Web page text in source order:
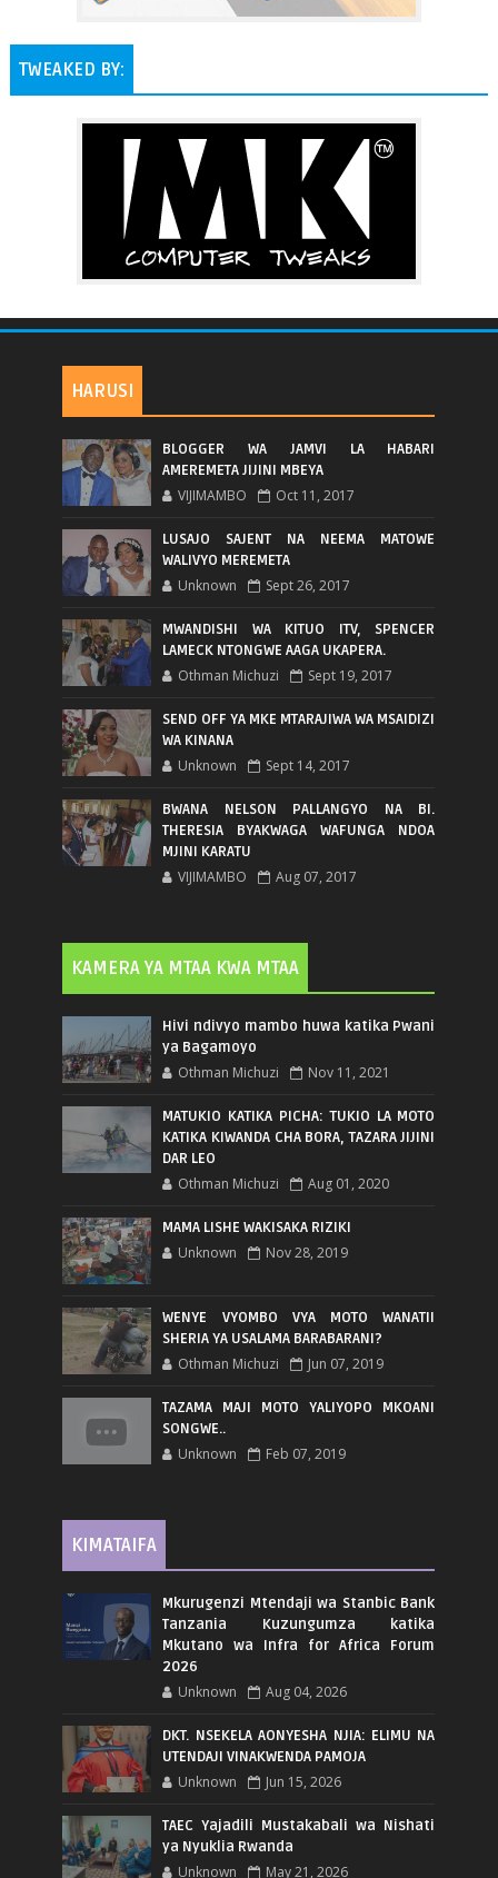
TWEAKED BY:
HARUSI
BLOGGER WA JAMVI LA HABARI
AMEREMETA JIJINI MBEYA
VIJIMAMBO Oct 11, 2017
LUSAJO SAJENT NA NEEMA MATOWE
WALIVYO MEREMETA
Unknown Sept 26, 2017
MWANDISHI WA KITUO ITV, SPENCER
LAMECK NTONGWE AAGA UKAPERA.
Othman Michuzi Sept 19, 2017
SEND OFF YA MKE MTARAJIWA WA MSAIDIZI
WA KINANA
Unknown Sept 14, 2017
BWANA NELSON PALLANGYO NA BI.
THERESIA BYAKWAGA WAFUNGA NDOA
MJINI KARATU
VIJIMAMBO Aug 07, 2017
KAMERA YA MTAA KWA MTAA
Hivi ndivyo mambo huwa katika Pwani
ya Bagamoyo
Othman Michuzi Nov 11, 2021
MATUKIO KATIKA PICHA: TUKIO LA MOTO
KATIKA KIWANDA CHA BORA, TAZARA JIJINI
DAR LEO
Othman Michuzi Aug 01, 2020
MAMA LISHE WAKISAKA RIZIKI
Unknown Nov 28, 2019
WENYE VYOMBO VYA MOTO WANATII
SHERIA YA USALAMA BARABARANI?
Othman Michuzi Jun 07, 2019
TAZAMA MAJI MOTO YALIYOPO MKOANI
SONGWE..
Unknown Feb 07, 2019
KIMATAIFA
Mkurugenzi Mtendaji wa Stanbic Bank
Tanzania Kuzungumza katika
Mkutano wa Infra for Africa Forum
2026
Unknown Aug 04, 2026
DKT. NSEKELA AONYESHA NJIA: ELIMU NA
UTENDAJI VINAKWENDA PAMOJA
Unknown Jun 15, 2026
TAEC Yajadili Mustakabali wa Nishati
ya Nyuklia Rwanda
Unknown May 21, 2026